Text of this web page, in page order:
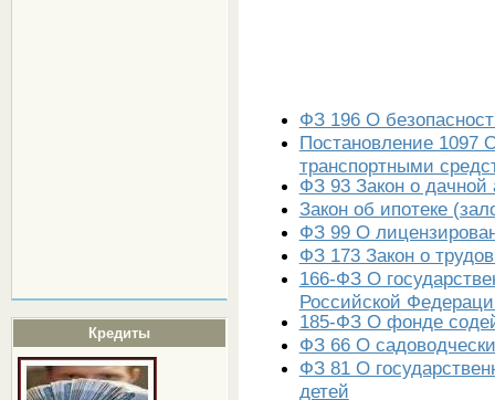
Кредиты
ФЗ 196 О
Постановление 1097
транспортными
ФЗ 93 Закон о дачной
Закон об ипотеке
ФЗ 99 О
ФЗ 173 Закон о
166-ФЗ О
Российской
185-ФЗ О фонде
ФЗ 66 О
ФЗ 81 О
детей